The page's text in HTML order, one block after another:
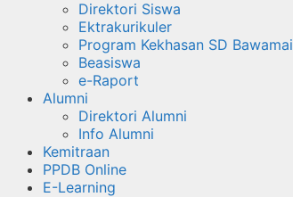
Direktori Siswa
Ektrakurikuler
Program Kekhasan SD Bawamai
Beasiswa
e-Raport
Alumni
Direktori Alumni
Info Alumni
Kemitraan
PPDB Online
E-Learning